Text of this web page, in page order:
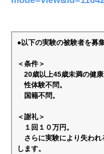
●以下の実験の被験者を募
＜条件＞
20歳以上45歳未満の健康
性体験不問。
国籍不問。
＜謝礼＞
１回１０万円。
さらに実験により失われ
します。